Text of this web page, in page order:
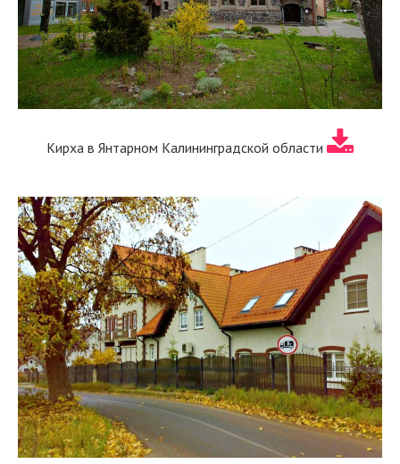
Кирха в Янтарном Калининградской области